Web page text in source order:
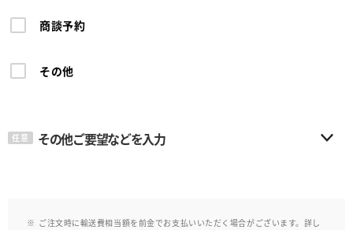
商談予約
その他
任意 その他ご要望などを入力
ご注文時に輸送費相当額を前金でお支払いいただく場合がございます。詳し